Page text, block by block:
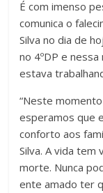
É com imenso
comunica o
Silva no dia de
no 4ºDP e
estava
“Neste
esperamos que
conforto aos
Silva. A vida
morte. Nunca
ente amado ter